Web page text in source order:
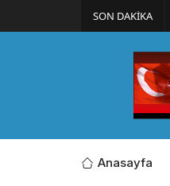
SON DAKİKA
Anasayfa